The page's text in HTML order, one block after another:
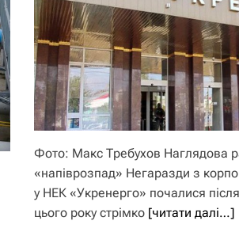
Фото: Макс Требухов Наглядова
«напіврозпад» Негаразди з
у НЕК «Укренерго» почалися
цього року стрімко [читати далі…]